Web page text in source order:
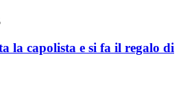
la capolista e si fa il regalo di